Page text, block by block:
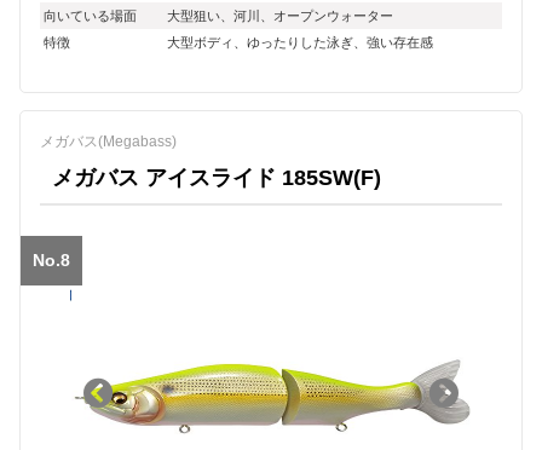
向いている場面
大型狙い、河川、オープンウォーター
特徴
大型ボディ、ゆったりした泳ぎ、強い存在感
メガバス(Megabass)
メガバス アイスライド 185SW(F)
No.8